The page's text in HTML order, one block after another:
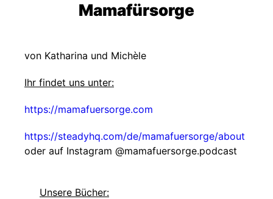
Mamafürsorge
von Katharina und Michèle
Ihr findet uns unter:
https://mamafuersorge.com
https://steadyhq.com/de/mamafuersorge/about
oder auf Instagram @‌mamafuersorge.podcast
Unsere Bücher: